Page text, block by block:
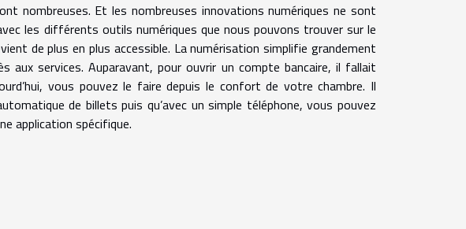
nombreuses. Et les nombreuses innovations numériques ne sont
les différents outils numériques que nous pouvons trouver sur le
de plus en plus accessible. La numérisation simplifie grandement
aux services. Auparavant, pour ouvrir un compte bancaire, il fallait
vous pouvez le faire depuis le confort de votre chambre. Il
de billets puis qu’avec un simple téléphone, vous pouvez
application spécifique.